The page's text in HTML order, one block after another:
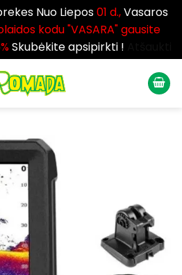
Nuo Liepos01 d.,Vasaros
kodu "VASARA" gausite
Skubėkite apsipirkti !